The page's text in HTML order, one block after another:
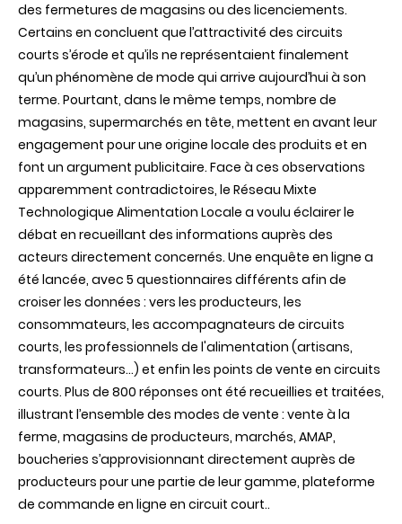
de
déclin
général
des fermetures de magasins ou des licenciements.
Certains en concluent que l’attractivité des circuits
courts s’érode et qu’ils ne représentaient finalement
qu’un phénomène de mode qui arrive aujourd’hui à son
terme. Pourtant, dans le même temps, nombre de
magasins, supermarchés en tête, mettent en avant leur
engagement pour une origine locale des produits et en
font un argument publicitaire. Face à ces observations
apparemment contradictoires, le Réseau Mixte
Technologique Alimentation Locale a voulu éclairer le
débat en recueillant des informations auprès des
acteurs directement concernés. Une enquête en ligne a
été lancée, avec 5 questionnaires différents afin de
croiser les données : vers les producteurs, les
consommateurs, les accompagnateurs de circuits
courts, les professionnels de l'alimentation (artisans,
transformateurs…) et enfin les points de vente en circuits
courts. Plus de 800 réponses ont été recueillies et traitées,
illustrant l’ensemble des modes de vente : vente à la
ferme, magasins de producteurs, marchés, AMAP,
boucheries s’approvisionnant directement auprès de
producteurs pour une partie de leur gamme, plateforme
de commande en ligne en circuit court..